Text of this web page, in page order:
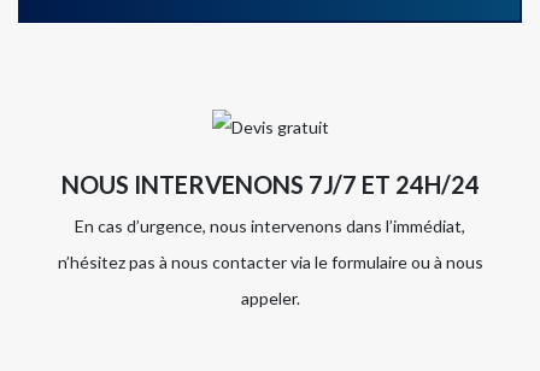
NOUS INTERVENONS 7J/7 ET 24H/24
En cas d’urgence, nous intervenons dans l’immédiat,
n’hésitez pas à nous contacter via le formulaire ou à nous
appeler.